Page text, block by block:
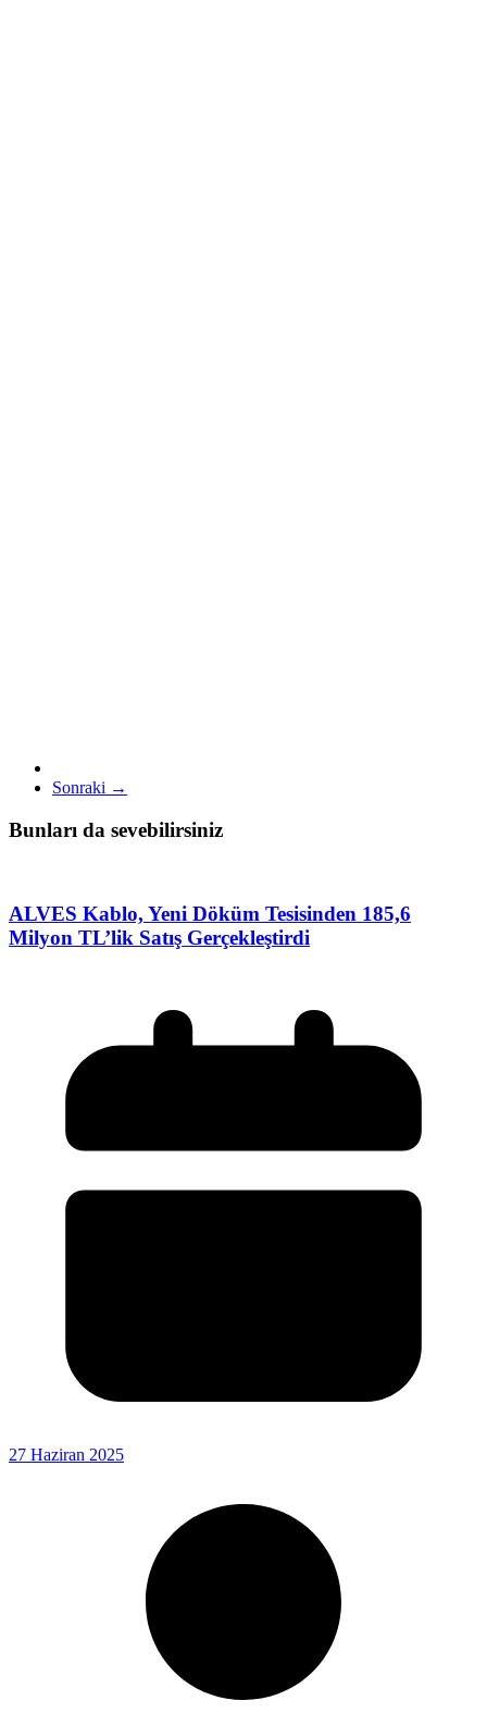
Sonraki →
Bunları da sevebilirsiniz
ALVES Kablo, Yeni Döküm Tesisinden 185,6
Milyon TL’lik Satış Gerçekleştirdi
27 Haziran 2025